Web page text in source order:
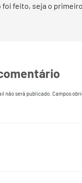
feito, seja o
não será publicado. Campos